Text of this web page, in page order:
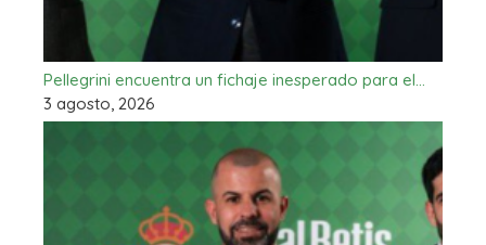
Pellegrini encuentra un fichaje inesperado para el…
3 agosto, 2026